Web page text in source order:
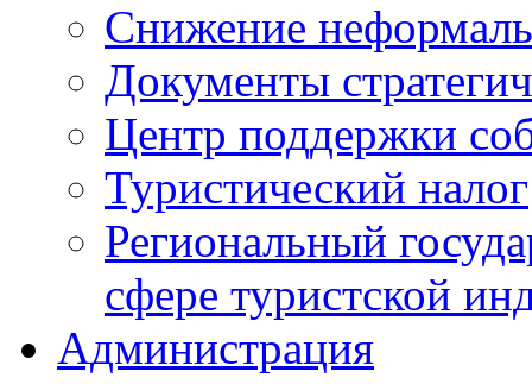
Снижение
Документы
Центр поддержки
Туристический налог
Региональный
сфере туристской
Администрация